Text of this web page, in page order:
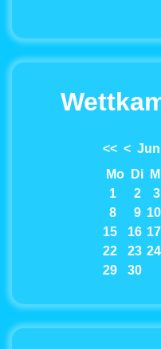
<< <
Mo
Di
1
2 3
8
9 10
15
16 17
22
23 24
29
30